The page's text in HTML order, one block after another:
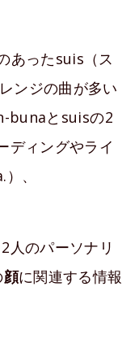
あったsuis（ス
ンジの曲が多い
bunaとsuisの2
ディングやライ
、
人のパーソナリ
顔に関連する情報